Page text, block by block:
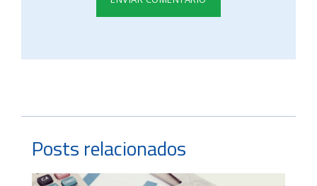
Posts relacionados